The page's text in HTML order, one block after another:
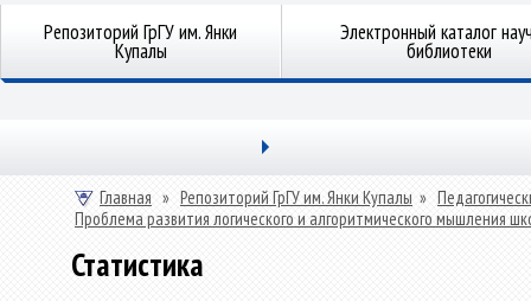
Репозиторий ГрГУ им. Янки
Купалы
Электронный каталог
библиотеки
Главная » Репозиторий ГрГУ им. Янки Купалы »
Проблема развития логического и алгоритмического мышления
Статистика